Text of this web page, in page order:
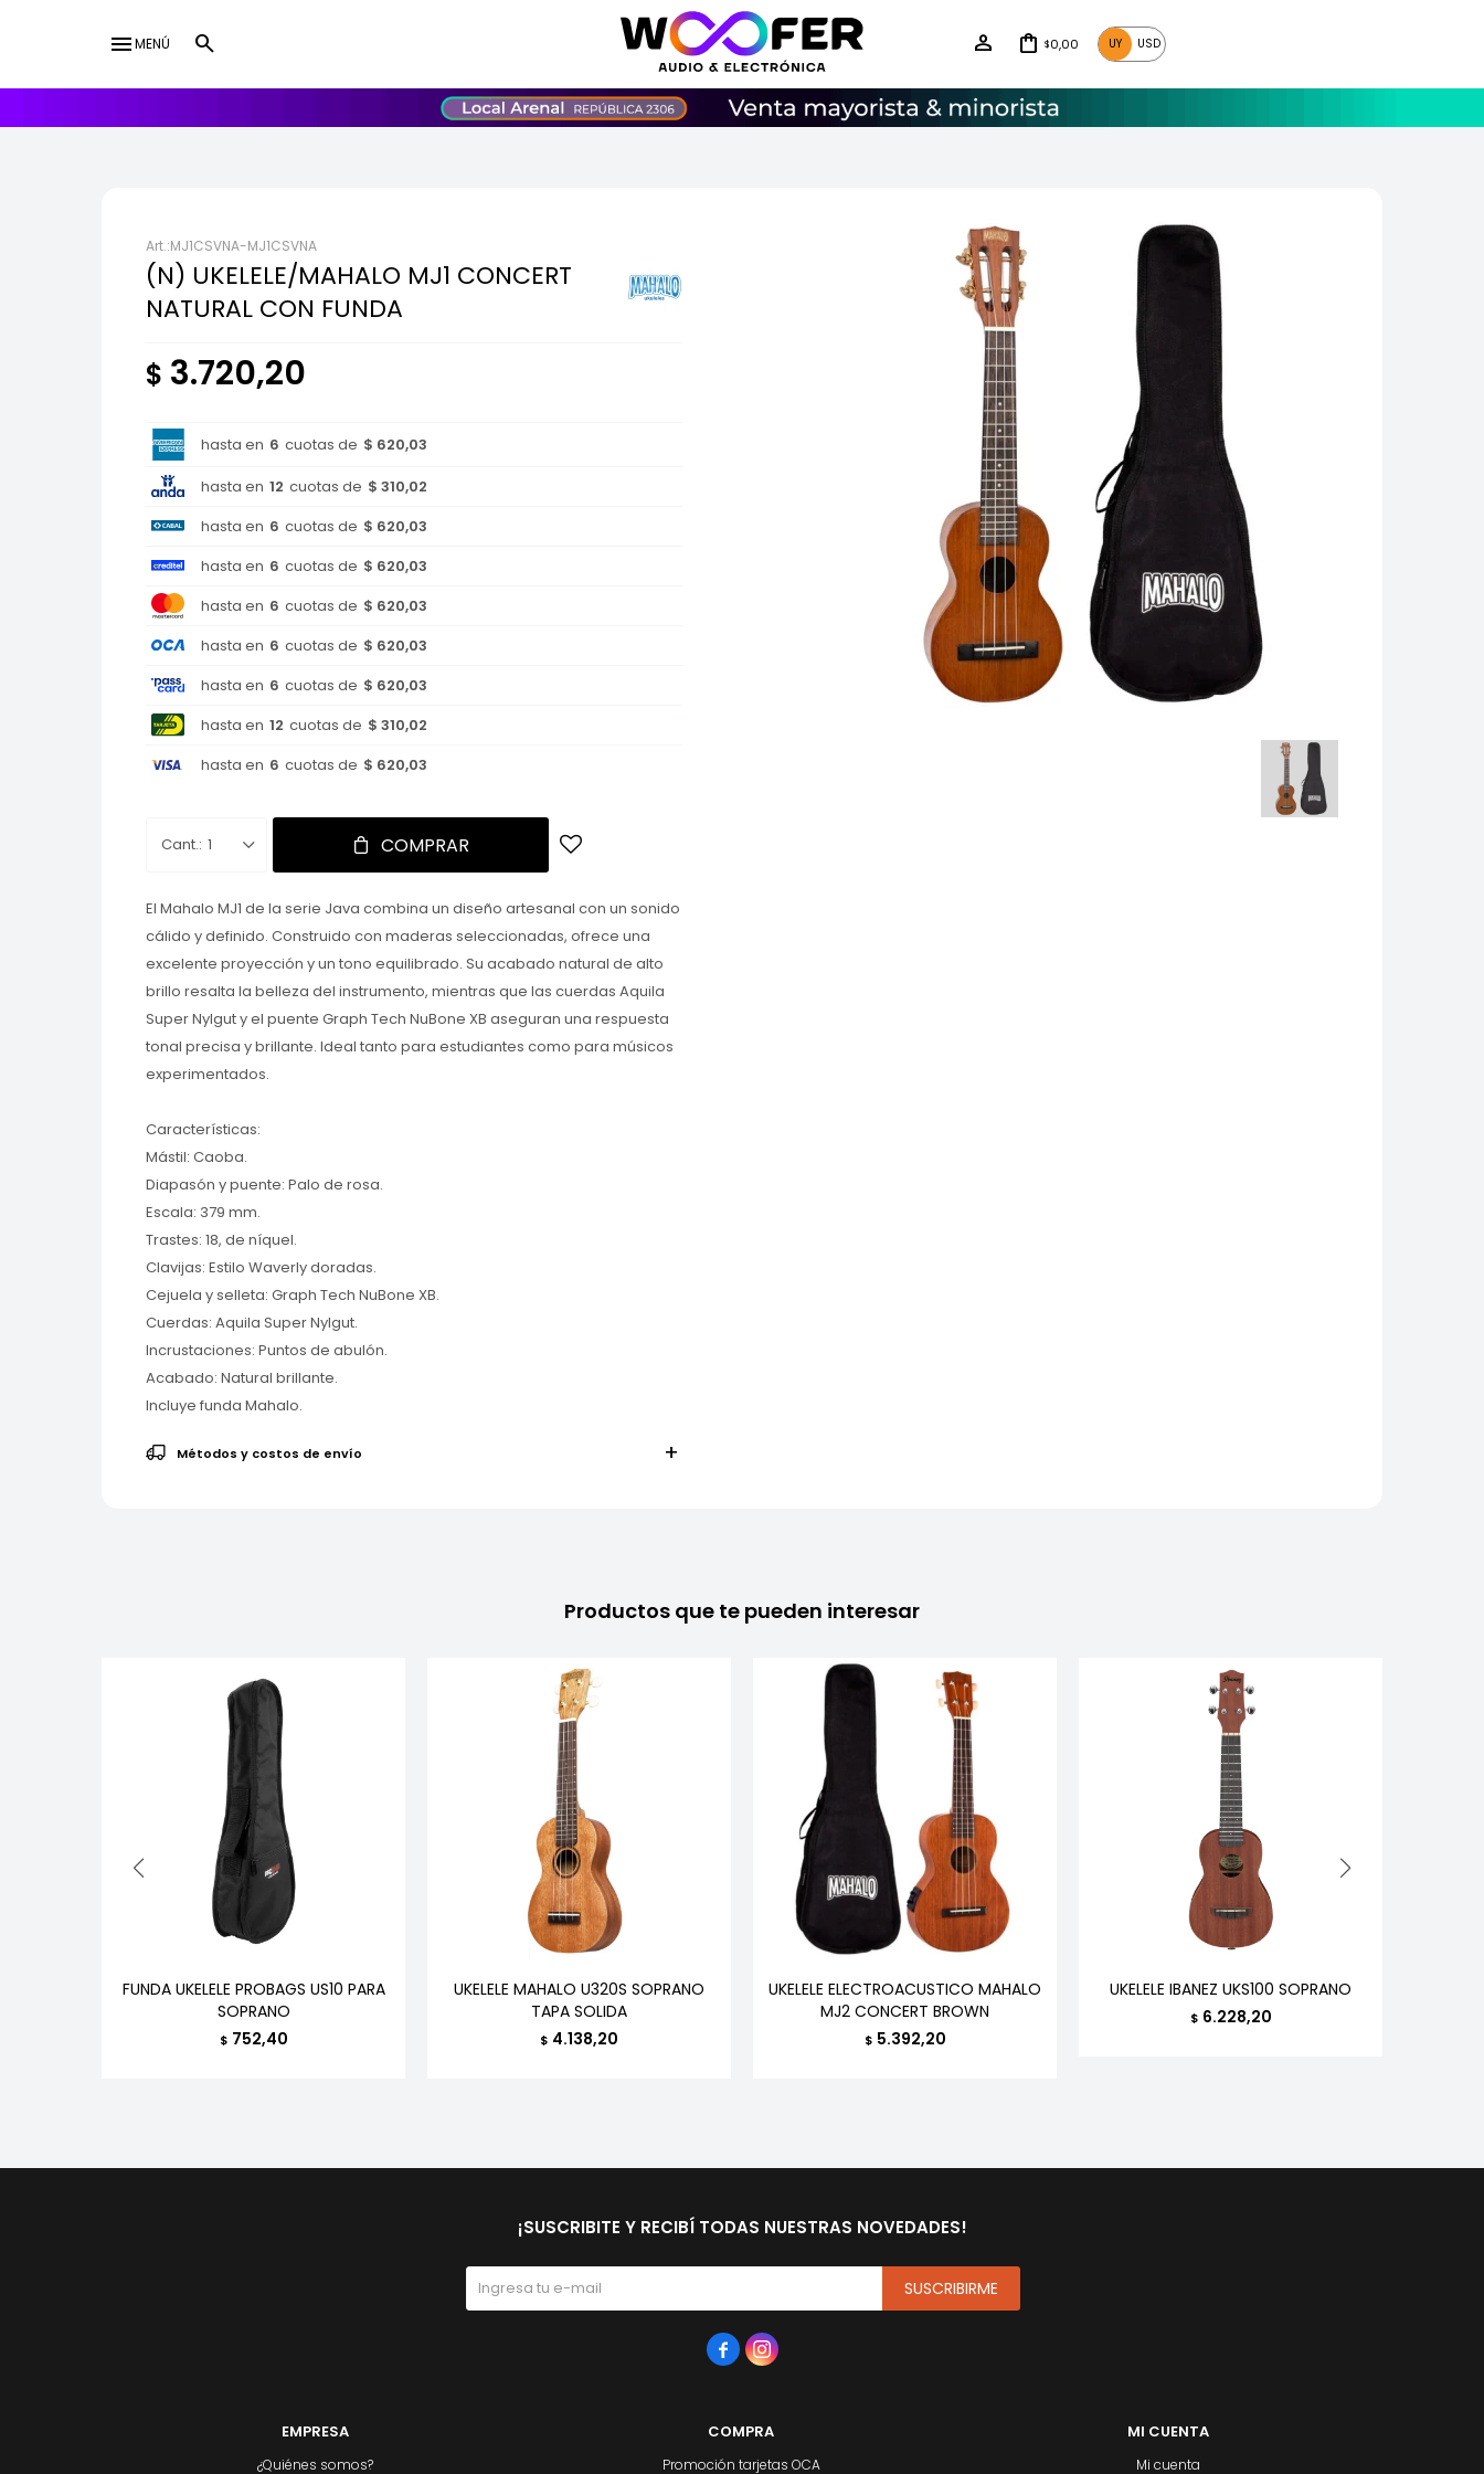
menuMENÚ $0,00 UY USD
MJ1CSVNA-MJ1CSVNA
(N) UKELELE/MAHALO MJ1 CONCERT
NATURAL CON FUNDA
$ 3.720,20
hasta en 6 cuotas de $ 620,03
hasta en 12 cuotas de $ 310,02
hasta en 6 cuotas de $ 620,03
hasta en 6 cuotas de $ 620,03
hasta en 6 cuotas de $ 620,03
hasta en 6 cuotas de $ 620,03
hasta en 6 cuotas de $ 620,03
hasta en 12 cuotas de $ 310,02
hasta en 6 cuotas de $ 620,03
1 COMPRAR
El Mahalo MJ1 de la serie Java combina un diseño artesanal con un sonido
cálido y definido. Construido con maderas seleccionadas, ofrece una
excelente proyección y un tono equilibrado. Su acabado natural de alto
brillo resalta la belleza del instrumento, mientras que las cuerdas Aquila
Super Nylgut y el puente Graph Tech NuBone XB aseguran una respuesta
tonal precisa y brillante. Ideal tanto para estudiantes como para músicos
experimentados.
Características:
Mástil: Caoba.
Diapasón y puente: Palo de rosa.
Escala: 379 mm.
Trastes: 18, de níquel.
Clavijas: Estilo Waverly doradas.
Cejuela y selleta: Graph Tech NuBone XB.
Cuerdas: Aquila Super Nylgut.
Incrustaciones: Puntos de abulón.
Acabado: Natural brillante.
Incluye funda Mahalo.
Métodos y costos de envío
Productos que te pueden interesar
FUNDA UKELELE PROBAGS US10 PARA
SOPRANO
$ 752,40
UKELELE MAHALO U320S SOPRANO
TAPA SOLIDA
$ 4.138,20
UKELELE ELECTROACUSTICO MAHALO
MJ2 CONCERT BROWN
$ 5.392,20
UKELELE IBANEZ UKS100 SOPRANO
$ 6.228,20
EMPRESA
¿Quiénes somos?
COMPRA
Promoción tarjetas OCA
MI CUENTA
Mi cuenta
¡SUSCRIBITE Y RECIBÍ TODAS NUESTRAS NOVEDADES!
SUSCRIBIRME
 